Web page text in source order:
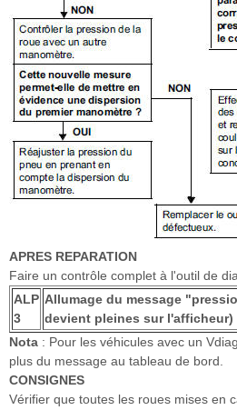
APRES REPARATION
Faire un contrôle complet à l'outil de
ALP
3
Allumage du message
devient pleines sur l'afficheur)
Nota : Pour les véhicules avec un
plus du message au tableau de bord.
CONSIGNES
Vérifier que toutes les roues mises en